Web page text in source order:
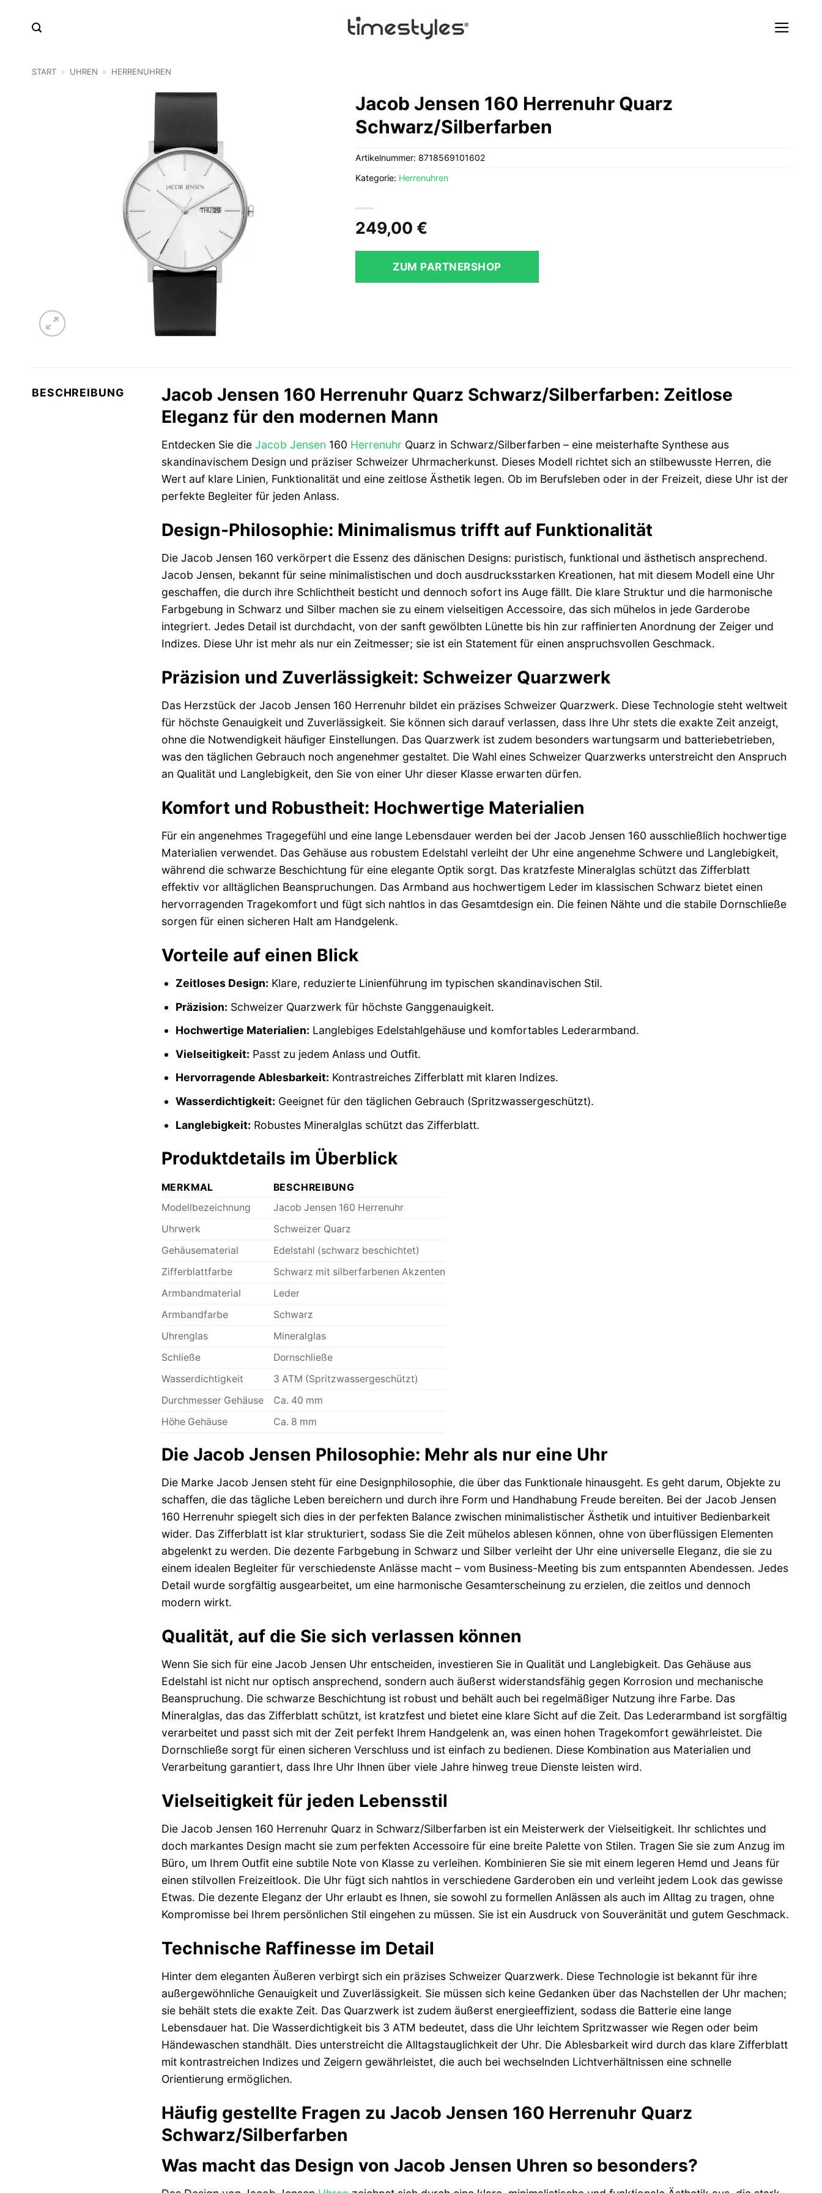
START » UHREN » HERRENUHREN
Jacob Jensen 160 Herrenuhr Quarz
Schwarz/Silberfarben
249,00 €
ZUM PARTNERSHOP
Artikelnummer: 8718569101602
Kategorie: Herrenuhren
BESCHREIBUNG
Jacob Jensen 160 Herrenuhr Quarz Schwarz/Silberfarben: Zeitlose
Eleganz für den modernen Mann
Entdecken Sie die Jacob Jensen 160 HerrenuhrQuarz in Schwarz/Silberfarben – eine meisterhafte Synthese aus
skandinavischem Design und präziser Schweizer Uhrmacherkunst. Dieses Modell richtet sich an stilbewusste Herren, die
Wert auf klare Linien, Funktionalität und eine zeitlose Ästhetik legen. Ob im Berufsleben oder in der Freizeit, diese Uhr ist der
perfekte Begleiter für jeden Anlass.
Design-Philosophie: Minimalismus trifft auf Funktionalität
Die Jacob Jensen 160 verkörpert die Essenz des dänischen Designs: puristisch, funktional und ästhetisch ansprechend.
Jacob Jensen, bekannt für seine minimalistischen und doch ausdrucksstarken Kreationen, hat mit diesem Modell eine Uhr
geschaffen, die durch ihre Schlichtheit besticht und dennoch sofort ins Auge fällt. Die klare Struktur und die harmonische
Farbgebung in Schwarz und Silber machen sie zu einem vielseitigen Accessoire, das sich mühelos in jede Garderobe
integriert. Jedes Detail ist durchdacht, von der sanft gewölbten Lünette bis hin zur raffinierten Anordnung der Zeiger und
Indizes. Diese Uhr ist mehr als nur ein Zeitmesser; sie ist ein Statement für einen anspruchsvollen Geschmack.
Präzision und Zuverlässigkeit: Schweizer Quarzwerk
Das Herzstück der Jacob Jensen 160 Herrenuhr bildet ein präzises Schweizer Quarzwerk. Diese Technologie steht weltweit
für höchste Genauigkeit und Zuverlässigkeit. Sie können sich darauf verlassen, dass Ihre Uhr stets die exakte Zeit anzeigt,
ohne die Notwendigkeit häufiger Einstellungen. Das Quarzwerk ist zudem besonders wartungsarm und batteriebetrieben,
was den täglichen Gebrauch noch angenehmer gestaltet. Die Wahl eines Schweizer Quarzwerks unterstreicht den Anspruch
an Qualität und Langlebigkeit, den Sie von einer Uhr dieser Klasse erwarten dürfen.
Komfort und Robustheit: Hochwertige Materialien
Für ein angenehmes Tragegefühl und eine lange Lebensdauer werden bei der Jacob Jensen 160 ausschließlich hochwertige
Materialien verwendet. Das Gehäuse aus robustem Edelstahl verleiht der Uhr eine angenehme Schwere und Langlebigkeit,
während die schwarze Beschichtung für eine elegante Optik sorgt. Das kratzfeste Mineralglas schützt das Zifferblatt
effektiv vor alltäglichen Beanspruchungen. Das Armband aus hochwertigem Leder im klassischen Schwarz bietet einen
hervorragenden Tragekomfort und fügt sich nahtlos in das Gesamtdesign ein. Die feinen Nähte und die stabile Dornschließe
sorgen für einen sicheren Halt am Handgelenk.
Vorteile auf einen Blick
Zeitloses Design: Klare, reduzierte Linienführung im typischen skandinavischen Stil.
Präzision: Schweizer Quarzwerk für höchste Ganggenauigkeit.
Hochwertige Materialien: Langlebiges Edelstahlgehäuse und komfortables Lederarmband.
Vielseitigkeit: Passt zu jedem Anlass und Outfit.
Hervorragende Ablesbarkeit: Kontrastreiches Zifferblatt mit klaren Indizes.
Wasserdichtigkeit: Geeignet für den täglichen Gebrauch (Spritzwassergeschützt).
Langlebigkeit: Robustes Mineralglas schützt das Zifferblatt.
Produktdetails im Überblick
MERKMAL
BESCHREIBUNG
Modellbezeichnung
Jacob Jensen 160 Herrenuhr
Uhrwerk
Schweizer Quarz
Gehäusematerial
Edelstahl (schwarz beschichtet)
Zifferblattfarbe
Schwarz mit silberfarbenen Akzenten
Armbandmaterial
Leder
Armbandfarbe
Schwarz
Uhrenglas
Mineralglas
Schließe
Dornschließe
Wasserdichtigkeit
3 ATM (Spritzwassergeschützt)
Durchmesser Gehäuse
Ca. 40 mm
Höhe Gehäuse
Ca. 8 mm
Die Jacob Jensen Philosophie: Mehr als nur eine Uhr
Die Marke Jacob Jensen steht für eine Designphilosophie, die über das Funktionale hinausgeht. Es geht darum, Objekte zu
schaffen, die das tägliche Leben bereichern und durch ihre Form und Handhabung Freude bereiten. Bei der Jacob Jensen
160 Herrenuhr spiegelt sich dies in der perfekten Balance zwischen minimalistischer Ästhetik und intuitiver Bedienbarkeit
wider. Das Zifferblatt ist klar strukturiert, sodass Sie die Zeit mühelos ablesen können, ohne von überflüssigen Elementen
abgelenkt zu werden. Die dezente Farbgebung in Schwarz und Silber verleiht der Uhr eine universelle Eleganz, die sie zu
einem idealen Begleiter für verschiedenste Anlässe macht – vom Business-Meeting bis zum entspannten Abendessen. Jedes
Detail wurde sorgfältig ausgearbeitet, um eine harmonische Gesamterscheinung zu erzielen, die zeitlos und dennoch
modern wirkt.
Qualität, auf die Sie sich verlassen können
Wenn Sie sich für eine Jacob Jensen Uhr entscheiden, investieren Sie in Qualität und Langlebigkeit. Das Gehäuse aus
Edelstahl ist nicht nur optisch ansprechend, sondern auch äußerst widerstandsfähig gegen Korrosion und mechanische
Beanspruchung. Die schwarze Beschichtung ist robust und behält auch bei regelmäßiger Nutzung ihre Farbe. Das
Mineralglas, das das Zifferblatt schützt, ist kratzfest und bietet eine klare Sicht auf die Zeit. Das Lederarmband ist sorgfältig
verarbeitet und passt sich mit der Zeit perfekt Ihrem Handgelenk an, was einen hohen Tragekomfort gewährleistet. Die
Dornschließe sorgt für einen sicheren Verschluss und ist einfach zu bedienen. Diese Kombination aus Materialien und
Verarbeitung garantiert, dass Ihre Uhr Ihnen über viele Jahre hinweg treue Dienste leisten wird.
Vielseitigkeit für jeden Lebensstil
Die Jacob Jensen 160 Herrenuhr Quarz in Schwarz/Silberfarben ist ein Meisterwerk der Vielseitigkeit. Ihr schlichtes und
doch markantes Design macht sie zum perfekten Accessoire für eine breite Palette von Stilen. Tragen Sie sie zum Anzug im
Büro, um Ihrem Outfit eine subtile Note von Klasse zu verleihen. Kombinieren Sie sie mit einem legeren Hemd und Jeans für
einen stilvollen Freizeitlook. Die Uhr fügt sich nahtlos in verschiedene Garderoben ein und verleiht jedem Look das gewisse
Etwas. Die dezente Eleganz der Uhr erlaubt es Ihnen, sie sowohl zu formellen Anlässen als auch im Alltag zu tragen, ohne
Kompromisse bei Ihrem persönlichen Stil eingehen zu müssen. Sie ist ein Ausdruck von Souveränität und gutem Geschmack.
Technische Raffinesse im Detail
Hinter dem eleganten Äußeren verbirgt sich ein präzises Schweizer Quarzwerk. Diese Technologie ist bekannt für ihre
außergewöhnliche Genauigkeit und Zuverlässigkeit. Sie müssen sich keine Gedanken über das Nachstellen der Uhr machen;
sie behält stets die exakte Zeit. Das Quarzwerk ist zudem äußerst energieeffizient, sodass die Batterie eine lange
Lebensdauer hat. Die Wasserdichtigkeit bis 3 ATM bedeutet, dass die Uhr leichtem Spritzwasser wie Regen oder beim
Händewaschen standhält. Dies unterstreicht die Alltagstauglichkeit der Uhr. Die Ablesbarkeit wird durch das klare Zifferblatt
mit kontrastreichen Indizes und Zeigern gewährleistet, die auch bei wechselnden Lichtverhältnissen eine schnelle
Orientierung ermöglichen.
Häufig gestellte Fragen zu Jacob Jensen 160 Herrenuhr Quarz
Schwarz/Silberfarben
Was macht das Design von Jacob Jensen Uhren so besonders?